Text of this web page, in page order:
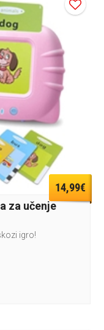
14,99€
za učenje
igro!